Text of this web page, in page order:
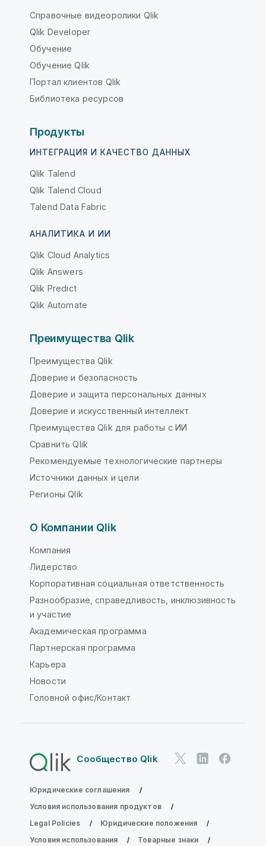
Справочные видеоролики Qlik
Qlik Developer
Обучение
Обучение Qlik
Портал клиентов Qlik
Библиотека ресурсов
Продукты
ИНТЕГРАЦИЯ И КАЧЕСТВО ДАННЫХ
Qlik Talend
Qlik Talend Cloud
Talend Data Fabric
АНАЛИТИКА И ИИ
Qlik Cloud Analytics
Qlik Answers
Qlik Predict
Qlik Automate
Преимущества Qlik
Преимущества Qlik
Доверие и безопасность
Доверие и защита персональных данных
Доверие и искусственный интеллект
Преимущества Qlik для работы с ИИ
Сравнить Qlik
Рекомендуемые технологические партнеры
Источники данных и цели
Регионы Qlik
О Компании Qlik
Компания
Лидерство
Корпоративная социальная ответственность
Разнообразие, справедливость, инклюзивность
и участие
Академическая программа
Партнерская программа
Карьера
Новости
Головной офис/Контакт
Сообщество Qlik
Юридические соглашения
Условия использования продуктов
Legal Policies
Юридические положения
Условия использования
Товарные знаки